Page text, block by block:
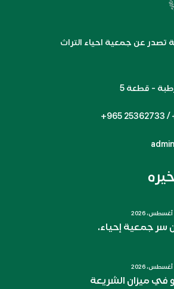
تصدر عن جمعية احياء التراث
- قطعة 5
+965 25362733 /
سر جمعية إحياء.
في ميزان الشريعة